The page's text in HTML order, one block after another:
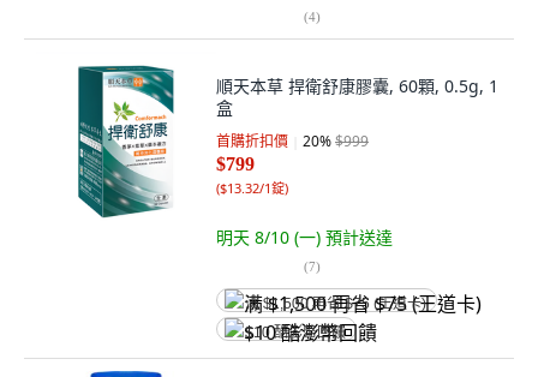
(4)
順天本草 捍衛舒康膠囊, 60顆, 0.5g, 1
盒
首購折扣價 20%$999
$799
($13.32/1錠)
明天 8/10 (一) 預計送達
(7)
满 $1,500 再省 $75 (王道卡)
$10 酷澎幣回饋